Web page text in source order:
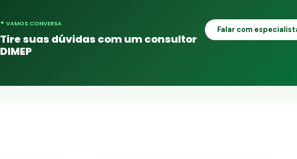
• VAMOS CONVERSA
Tire suas dúvidas com um consultor
DIMEP
Falar com